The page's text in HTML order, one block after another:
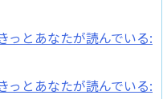
っとあなたが読んでいる:
っとあなたが読んでいる: